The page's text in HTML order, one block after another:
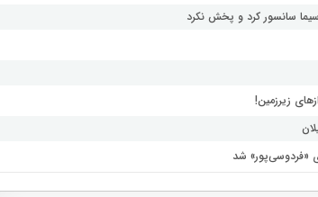
سانسور کرد و پخش نکرد
زیرزمین!
«فردوسی‌پور» شد